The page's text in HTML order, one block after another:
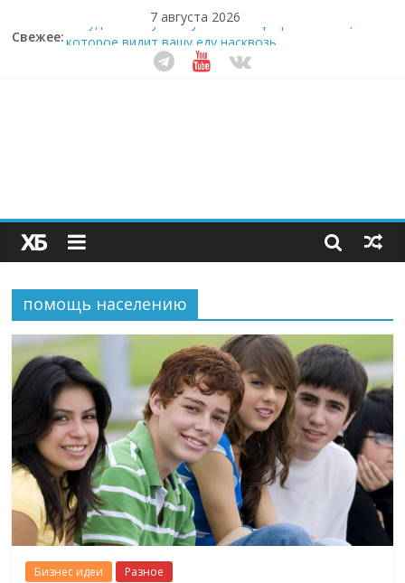
7 августа 2026
Свежее:Забудьте о скучных ужинах: шеф-приложение,
которое видит вашу еду насквозь
Небо зовёт: как бизнес на полётах дронов и
Секрет супергидратации: почему кокосовая вода с
пребиотиками становится главным трендом
здорового питания
помощь населению
Бизнес идеи Разное